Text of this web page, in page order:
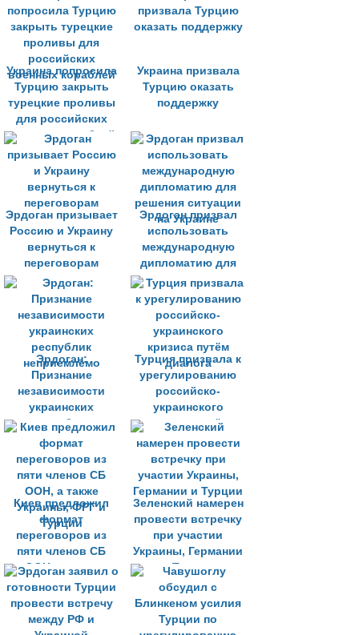
праву
Украина попросила
Турцию закрыть
турецкие проливы
для российских
военных кораблей
Украина призвала
Турцию оказать
поддержку
Эрдоган призывает
Россию и Украину
вернуться к
переговорам
Эрдоган призвал
использовать
международную
дипломатию для
решения ситуации
на Украине
Эрдоган:
Признание
независимости
украинских
республик
неприемлемо
Турция призвала к
урегулированию
российско-
украинского
кризиса путём
диалога
Киев предложил
формат
переговоров из
пяти членов СБ
ООН, а также
Украины, ФРГ и
Турции
Зеленский намерен
провести встречку
при участии
Украины, Германии
и Турции